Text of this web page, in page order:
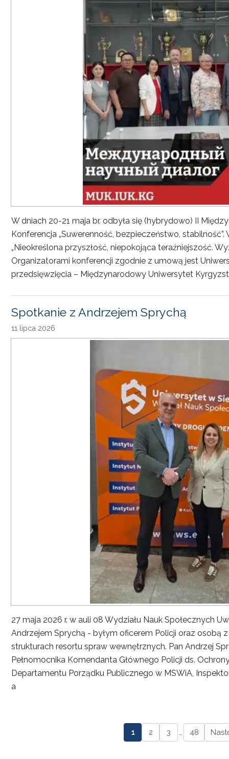
W dniach 20-21 maja br. odbyła się (hybrydowo) II
Konferencja „Suwerenność, bezpieczeństwo,
„Nieokreślona przyszłość, niepokojąca teraźniejszość.
Organizatorami konferencji zgodnie z umową jest
przedsięwzięcia – Międzynarodowy Uniwersytet
Spotkanie z Andrzejem Sprychą
11 lipca 2026
27 maja 2026 r. w auli 08 Wydziału Nauk Społecznych
Andrzejem Sprychą - byłym oficerem Policji oraz osobą
strukturach resortu spraw wewnętrznych. Pan Andrzej
Pełnomocnika Komendanta Głównego Policji ds.
Departamentu Porządku Publicznego w MSWiA,
a
1 2 3 … 48